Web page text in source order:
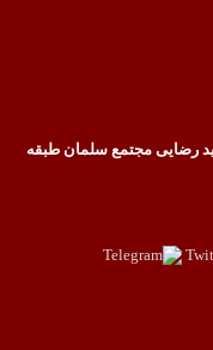
شهید رضایی مجتمع سلمان طبقه